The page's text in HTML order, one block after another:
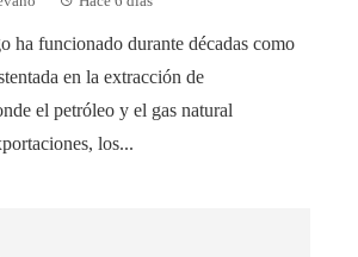
ha funcionado durante décadas como
en la extracción de
el petróleo y el gas natural
los...